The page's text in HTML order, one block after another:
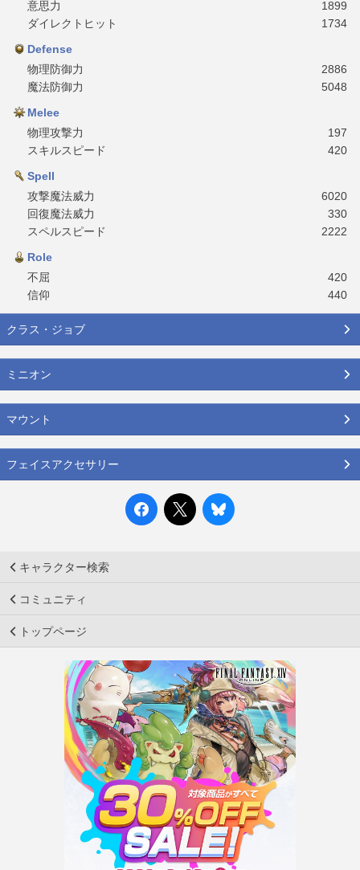
意思力
1899
ダイレクトヒット
1734
Defense
物理防御力
2886
魔法防御力
5048
Melee
物理攻撃力
197
スキルスピード
420
Spell
攻撃魔法威力
6020
回復魔法威力
330
スペルスピード
2222
Role
不屈
420
信仰
440
クラス・ジョブ
ミニオン
マウント
フェイスアクセサリー
キャラクター検索
コミュニティ
トップページ